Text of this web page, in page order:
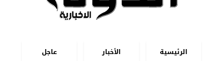
الرئيسية الأخبار
عاجل